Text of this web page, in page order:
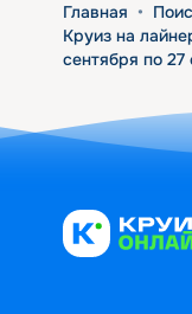
Главная •
Круиз на
сентября по 27